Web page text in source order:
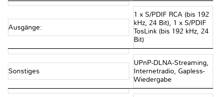
Ausgänge:
1 x S/PDIF RCA (bis 192
kHz, 24 Bit), 1 x S/PDIF
TosLink (bis 192 kHz, 24
Bit)
Sonstiges
UPnP-DLNA-Streaming,
Internetradio, Gapless-
Wiedergabe